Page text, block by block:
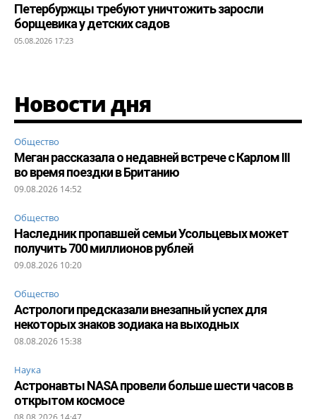
Петербуржцы требуют уничтожить заросли
борщевика у детских садов
05.08.2026 17:23
Новости дня
Общество
Меган рассказала о недавней встрече с Карлом III
во время поездки в Британию
09.08.2026 14:52
Общество
Наследник пропавшей семьи Усольцевых может
получить 700 миллионов рублей
09.08.2026 10:20
Общество
Астрологи предсказали внезапный успех для
некоторых знаков зодиака на выходных
08.08.2026 15:38
Наука
Астронавты NASA провели больше шести часов в
открытом космосе